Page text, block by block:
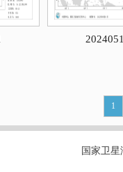
1
国家卫